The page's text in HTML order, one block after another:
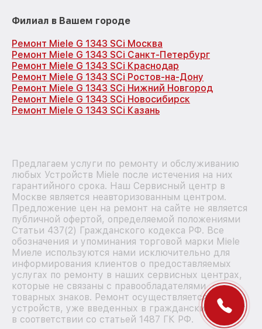
Филиал в Вашем городе
Ремонт Miele G 1343 SCi Москва
Ремонт Miele G 1343 SCi Санкт-Петербург
Ремонт Miele G 1343 SCi Краснодар
Ремонт Miele G 1343 SCi Ростов-на-Дону
Ремонт Miele G 1343 SCi Нижний Новгород
Ремонт Miele G 1343 SCi Новосибирск
Ремонт Miele G 1343 SCi Казань
Предлагаем услуги по ремонту и обслуживанию
любых Устройств Miele после истечения на них
гарантийного срока. Наш Сервисный центр в
Москве является неавторизованным центром.
Предложение цен на ремонт на сайте не является
публичной офертой, определяемой положениями
Статьи 437(2) Гражданского кодекса РФ. Все
обозначения и упоминания торговой марки Miele
Миеле используются нами исключительно для
информирования клиентов о предоставляемых
услугах по ремонту в наших сервисных центрах,
которые не связаны с правообладателями
товарных знаков. Ремонт осуществляется для
устройств, уже введенных в гражданский оборот
в соответствии со статьей 1487 ГК РФ.